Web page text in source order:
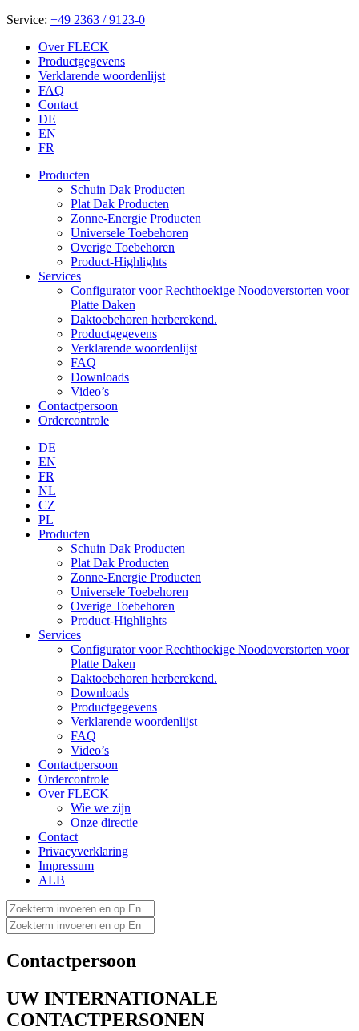
Service: +49 2363 / 9123-0
Over FLECK
Productgegevens
Verklarende woordenlijst
FAQ
Contact
DE
EN
FR
Producten
Schuin Dak Producten
Plat Dak Producten
Zonne-Energie Producten
Universele Toebehoren
Overige Toebehoren
Product-Highlights
Services
Configurator voor Rechthoekige Noodoverstorten voor
Platte Daken
Daktoebehoren herberekend.
Productgegevens
Verklarende woordenlijst
FAQ
Downloads
Video’s
Contactpersoon
Ordercontrole
DE
EN
FR
NL
CZ
PL
Producten
Schuin Dak Producten
Plat Dak Producten
Zonne-Energie Producten
Universele Toebehoren
Overige Toebehoren
Product-Highlights
Services
Configurator voor Rechthoekige Noodoverstorten voor
Platte Daken
Daktoebehoren herberekend.
Downloads
Productgegevens
Verklarende woordenlijst
FAQ
Video’s
Contactpersoon
Ordercontrole
Over FLECK
Wie we zijn
Onze directie
Contact
Privacyverklaring
Impressum
ALB
Contactpersoon
UW INTERNATIONALE
CONTACTPERSONEN